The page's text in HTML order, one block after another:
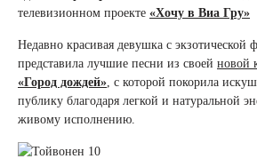
телевизионном проекте «Хочу в Виа Гру»
Недавно красивая девушка с экзотической
представила лучшие песни из своей новой
«Город дождей», с которой покорила
публику благодаря легкой и натуральной
живому исполнению.